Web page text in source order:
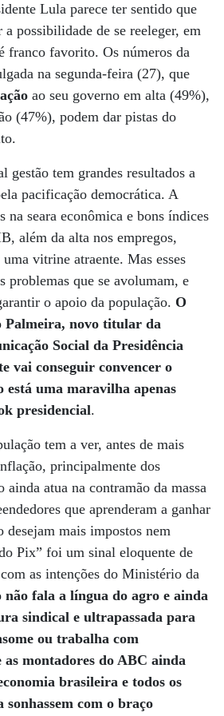
Lula parece ter sentido que
a possibilidade de se reeleger, em
franco favorito. Os números da
na segunda-feira (27), que
ao seu governo em alta (49%),
(47%), podem dar pistas do
gestão tem grandes resultados a
pacificação democrática. A
na seara econômica e bons índices
além da alta nos empregos,
vitrine atraente. Mas esses
problemas que se avolumam, e
o apoio da população. O
novo titular da
Social da Presidência
vai conseguir convencer o
está uma maravilha apenas
presidencial.
tem a ver, antes de mais
principalmente dos
atua na contramão da massa
que aprenderam a ganhar
desejam mais impostos nem
Pix” foi um sinal eloquente de
as intenções do Ministério da
não fala a língua do agro e ainda
sindical e ultrapassada para
ou trabalha com
as montadores do ABC ainda
brasileira e todos os
com o braço